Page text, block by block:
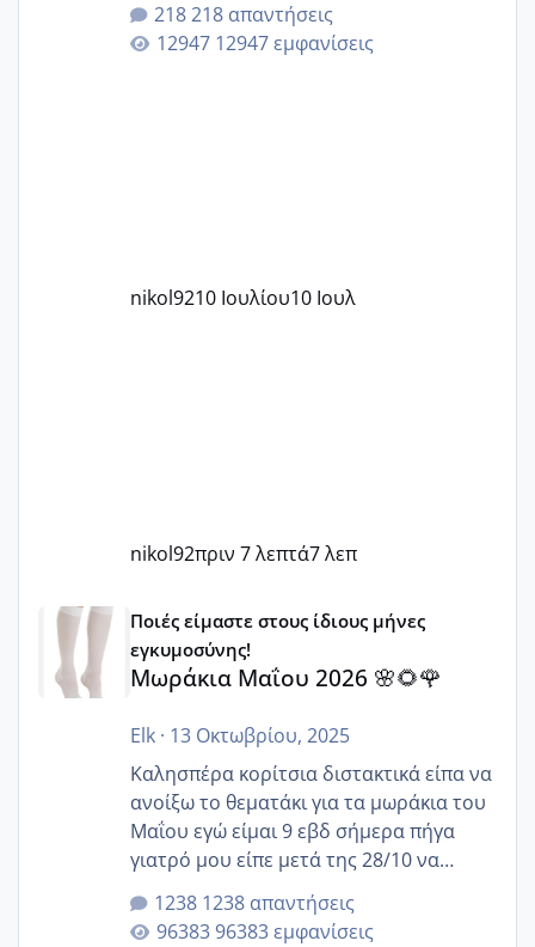
218 απαντήσεις
12947 εμφανίσεις
nikol9210 Ιουλίου10 Ιουλ
nikol92πριν 7 λεπτά7 λεπ
Μωράκια Μαΐου 2026 🌸🌻🌹
Ποιές είμαστε στους ίδιους μήνες
εγκυμοσύνης!
Μωράκια Μαΐου 2026 🌸🌻🌹
Elk· 13 Οκτωβρίου, 2025
Καλησπέρα κορίτσια διστακτικά είπα να
ανοίξω το θεματάκι για τα μωράκια του
Μαΐου εγώ είμαι 9 εβδ σήμερα πήγα
γιατρό μου είπε μετά της 28/10 να
κλείσω ραντεβού για την αυχενική είναι
καμιά άλλη κοπέλα να γεννάει Μάιο ;;
1238 απαντήσεις
96383 εμφανίσεις